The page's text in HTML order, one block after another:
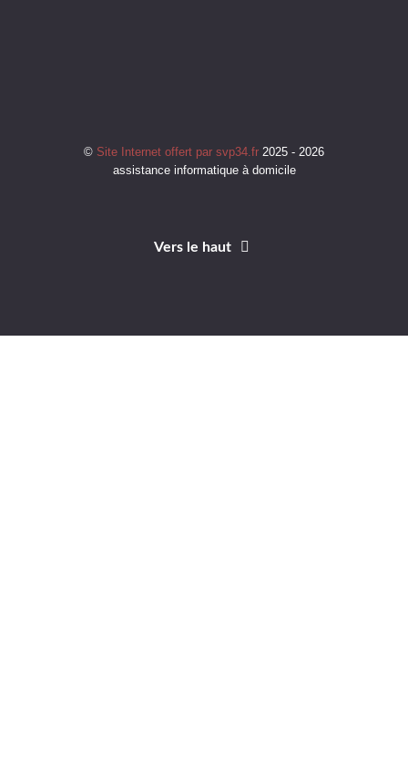
© Site Internet offert par svp34.fr 2025 - 2026
assistance informatique à domicile
Vers le haut